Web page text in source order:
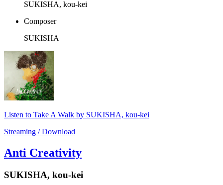
SUKISHA, kou-kei
Composer
SUKISHA
Listen to Take A Walk by SUKISHA, kou-kei
Streaming / Download
Anti Creativity
SUKISHA, kou-kei